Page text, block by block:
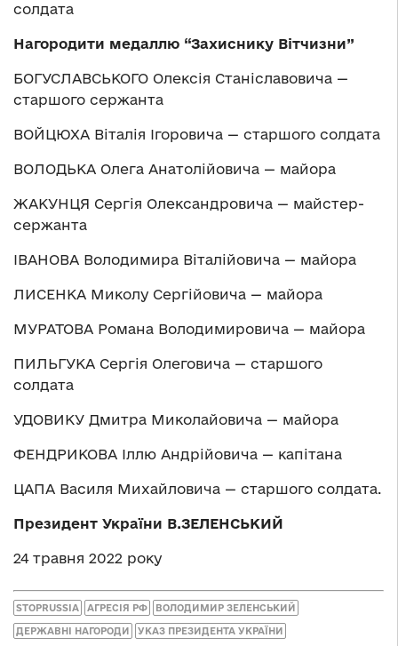
солдата
Нагородити медаллю “Захиснику Вітчизни”
БОГУСЛАВСЬКОГО Олексія Станіславовича —
старшого сержанта
ВОЙЦЮХА Віталія Ігоровича — старшого солдата
ВОЛОДЬКА Олега Анатолійовича — майора
ЖАКУНЦЯ Сергія Олександровича — майстер-
сержанта
ІВАНОВА Володимира Віталійовича — майора
ЛИСЕНКА Миколу Сергійовича — майора
МУРАТОВА Романа Володимировича — майора
ПИЛЬГУКА Сергія Олеговича — старшого
солдата
УДОВИКУ Дмитра Миколайовича — майора
ФЕНДРИКОВА Іллю Андрійовича — капітана
ЦАПА Василя Михайловича — старшого солдата.
Президент України В.ЗЕЛЕНСЬКИЙ
24 травня 2022 року
STOPRUSSIA АГРЕСІЯ РФ ВОЛОДИМИР ЗЕЛЕНСЬКИЙ
ДЕРЖАВНІ НАГОРОДИ УКАЗ ПРЕЗИДЕНТА УКРАЇНИ